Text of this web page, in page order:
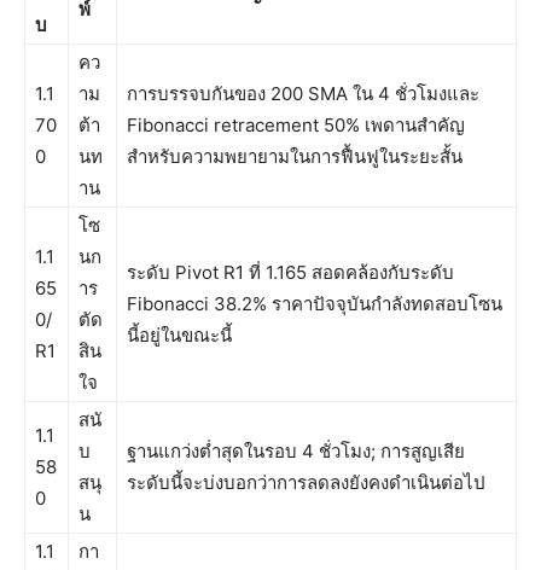
บ
พ์
1.1
70
0
คว
าม
ต้า
นท
าน
การบรรจบกันของ 200 SMA ใน 4 ชั่วโมงและ
Fibonacci retracement 50% เพดานสำคัญ
สำหรับความพยายามในการฟื้นฟูในระยะสั้น
1.1
65
0/
R1
โซ
นก
าร
ตัด
สิน
ใจ
ระดับ Pivot R1 ที่ 1.165 สอดคล้องกับระดับ
Fibonacci 38.2% ราคาปัจจุบันกำลังทดสอบโซน
นี้อยู่ในขณะนี้
1.1
58
0
สนั
บ
สนุ
น
ฐานแกว่งต่ำสุดในรอบ 4 ชั่วโมง; การสูญเสีย
ระดับนี้จะบ่งบอกว่าการลดลงยังคงดำเนินต่อไป
1.1
กา